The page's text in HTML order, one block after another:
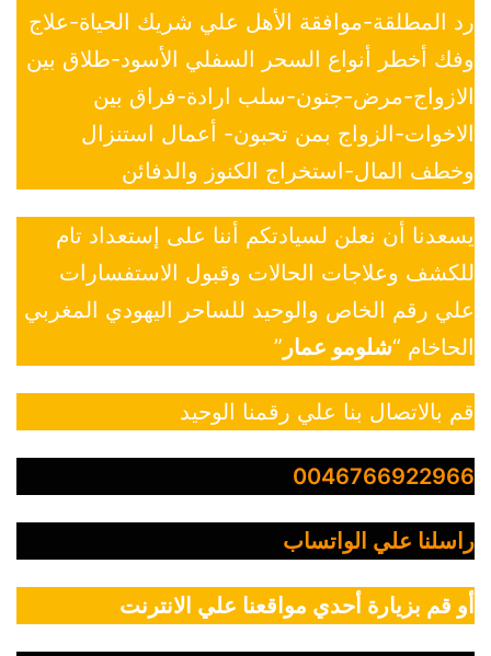
رد المطلقة-موافقة الأهل علي شريك الحياة-علاج
وفك أخطر أنواع السحر السفلي الأسود-طلاق بين
الازواج-مرض-جنون-سلب ارادة-فراق بين
الاخوات-الزواج بمن تحبون- أعمال استنزال
وخطف المال-استخراج الكنوز والدفائن
يسعدنا أن نعلن لسيادتكم أننا على إستعداد تام
للكشف وعلاجات الحالات وقبول الاستفسارات
علي رقم الخاص والوحيد للساحر اليهودي المغربي
الحاخام “شلومو عمار ”
قم بالاتصال بنا علي رقمنا الوحيد
0046766922966
راسلنا علي الواتساب
أو قم بزيارة أحدي مواقعنا علي الانترنت